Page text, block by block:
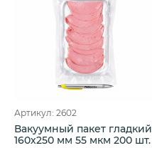
Артикул: 2602
Вакуумный пакет гладкий
160х250 мм 55 мкм 200 шт.